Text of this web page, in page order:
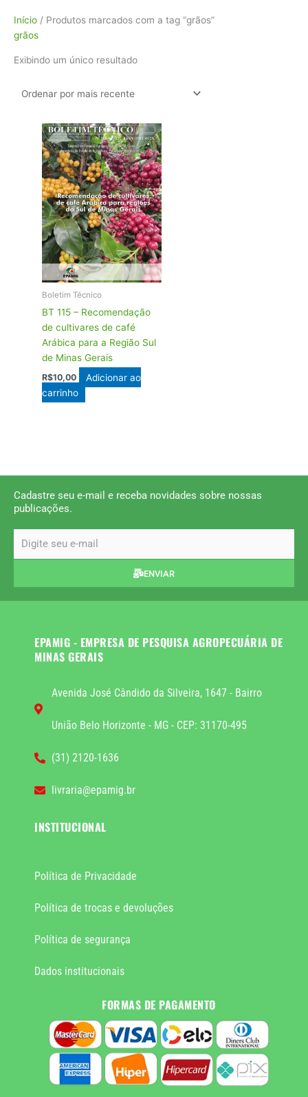
Início / Produtos marcados com a tag “grãos”
grãos
Exibindo um único resultado
Boletim Técnico
BT 115 – Recomendação
de cultivares de café
Arábica para a Região Sul
de Minas Gerais
R$10,00
Adicionar ao
carrinho
Cadastre seu e-mail e receba novidades sobre nossas
publicações.
ENVIAR
EPAMIG - EMPRESA DE PESQUISA AGROPECUÁRIA DE
MINAS GERAIS
Avenida José Cândido da Silveira, 1647 - Bairro
União Belo Horizonte - MG - CEP: 31170-495
(31) 2120-1636
livraria@epamig.br
INSTITUCIONAL
Política de Privacidade
Política de trocas e devoluções
Política de segurança
Dados institucionais
FORMAS DE PAGAMENTO